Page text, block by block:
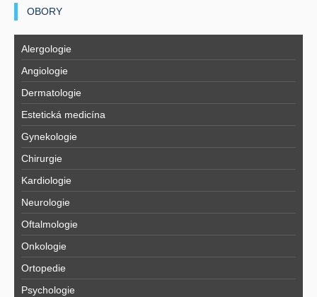
OBORY
Alergologie
Angiologie
Dermatologie
Estetická medicína
Gynekologie
Chirurgie
Kardiologie
Neurologie
Oftalmologie
Onkologie
Ortopedie
Psychologie